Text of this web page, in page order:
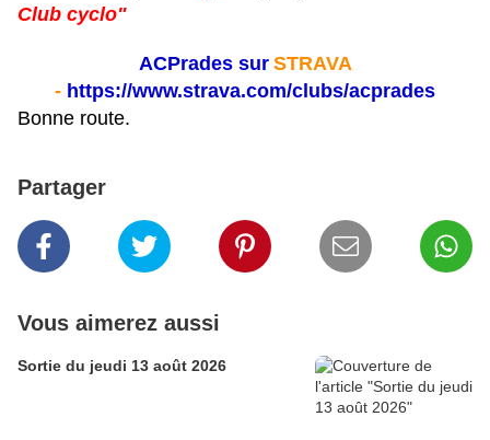
Club cyclo"
ACPrades sur STRAVA
- https://www.strava.com/clubs/acprades
Bonne route.
Partager
Vous aimerez aussi
Sortie du jeudi 13 août 2026